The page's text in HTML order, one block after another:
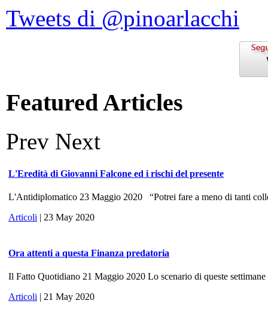
Tweets di @pinoarlacchi
Featured Articles
Prev Next
L'Eredità di Giovanni Falcone ed i rischi del presente
L'Antidiplomatico 23 Maggio 2020 “Potrei fare a meno di tanti
Articoli | 23 May 2020
Ora attenti a questa Finanza predatoria
Il Fatto Quotidiano 21 Maggio 2020 Lo scenario di queste
Articoli | 21 May 2020